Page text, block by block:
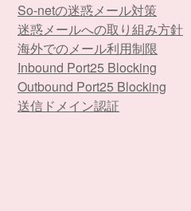
So-netの迷惑メール対策
迷惑メールへの取り組み方針
海外でのメール利用制限
Inbound Port25 Blocking
Outbound Port25 Blocking
送信ドメイン認証